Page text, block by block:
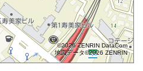
©2026 ZENRIN DataCom
地図データ©2026 ZENRIN